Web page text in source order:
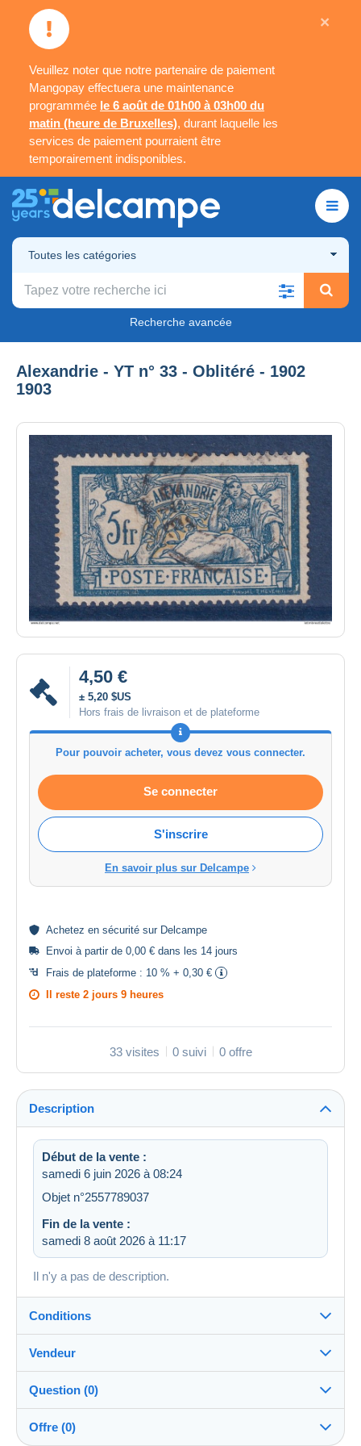
Veuillez noter que notre partenaire de paiement
Mangopay effectuera une maintenance
programmée le 6 août de 01h00 à 03h00 du
matin (heure de Bruxelles), durant laquelle les
services de paiement pourraient être
temporairement indisponibles.
×
Toutes les catégories
Recherche avancée
Alexandrie - YT n° 33 - Oblitéré - 1902
1903
4,50 €
± 5,20 $US
Hors frais de livraison et de plateforme
Pour pouvoir acheter, vous devez vous connecter.
Se connecter
S'inscrire
En savoir plus sur Delcampe
Achetez en sécurité sur Delcampe
Envoi à partir de 0,00 € dans les 14 jours
Frais de plateforme : 10 % + 0,30 €
Il reste 2 jours 9 heures
33 visites 0 suivi 0 offre
Description
Début de la vente :
samedi 6 juin 2026 à 08:24
Objet n°2557789037
Fin de la vente :
samedi 8 août 2026 à 11:17
Il n'y a pas de description.
Conditions
Envoi après paiement dans les 14 jours
Vendeur
letimbreetlalettre100%(41734x)
PRO
Question (0)
Offre (0)